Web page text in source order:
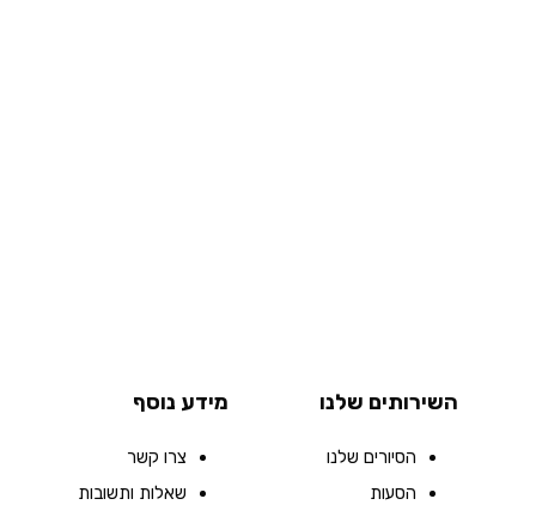
השירותים שלנו
הסיורים שלנו
הסעות
מידע נוסף
צרו קשר
שאלות ותשובות